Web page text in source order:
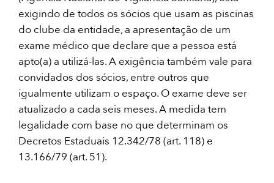
exigindo de todos os sócios que usam as piscinas
do clube da entidade, a apresentação de um
exame médico que declare que a pessoa está
apto(a) a utilizá-las. A exigência também vale para
convidados dos sócios, entre outros que
igualmente utilizam o espaço. O exame deve ser
atualizado a cada seis meses. A medida tem
legalidade com base no que determinam os
Decretos Estaduais 12.342/78 (art. 118) e
13.166/79 (art. 51).